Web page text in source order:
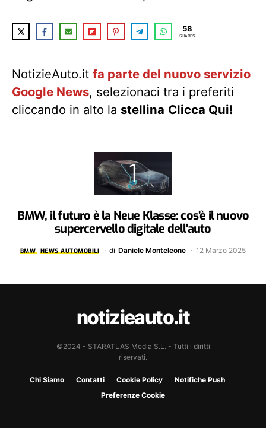
58
SHARES
NotizieAuto.it fa parte del nuovo servizio
Google News, selezionaci tra i preferiti
cliccando in alto la stellina Clicca Qui!
BMW, il futuro è la Neue Klasse: cos’è il nuovo
supercervello digitale dell’auto
BMW NEWS AUTOMOBILI di Daniele Monteleone 12 Marzo 2025
notizieauto.it
©2024 - STARATLAS Media S.L. - Tutti i diritti
riservati.
Chi Siamo Contatti Cookie Policy
Notifiche Push
Preferenze Cookie